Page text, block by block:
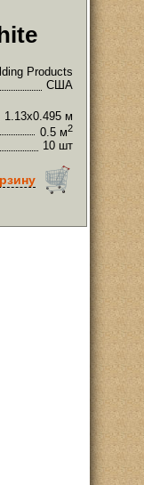
Products
США
1.13х0.495 м
0.5 м2
10 шт